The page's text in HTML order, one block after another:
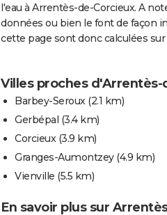
l'eau à Arrentès-de-Corcieux. A
données ou bien le font de façon
cette page sont donc calculées
Villes proches d'Arrentès-
Barbey-Seroux (2.1 km)
Gerbépal (3.4 km)
Corcieux (3.9 km)
Granges-Aumontzey (4.9 km)
Vienville (5.5 km)
En savoir plus sur